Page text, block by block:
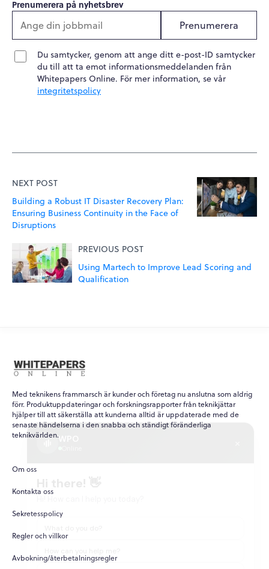
Prenumerera på nyhetsbrev
Prenumerera
Du samtycker, genom att ange ditt e-post-ID samtycker
du till att ta emot informationsmeddelanden från
Whitepapers Online. För mer information, se vår
integritetspolicy
NEXT POST
Building a Robust IT Disaster Recovery Plan:
Ensuring Business Continuity in the Face of
Disruptions
PREVIOUS POST
Using Martech to Improve Lead Scoring and
Qualification
Med teknikens frammarsch är kunder och företag nu anslutna som aldrig
förr. Produktuppdateringar och forskningsrapporter från teknikjättar
hjälper till att säkerställa att kunderna alltid är uppdaterade med de
senaste händelserna i den snabba och ständigt föränderliga
teknikvärlden.
Om oss
Kontakta oss
Sekretesspolicy
Regler och villkor
Avbokning/återbetalningsregler
Hi! How can I help you today?